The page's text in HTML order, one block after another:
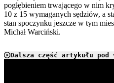
pogłębieniem trwającego w nim
10 z 15 wymaganych sędziów, a
stan spoczynku jeszcze w tym
Michał Warciński.
Dalsza część artykułu pod